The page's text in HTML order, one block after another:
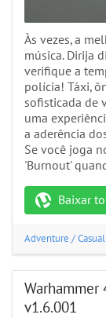
Às vezes, a
música. Dirija
verifique a
polícia! Táxi,
sofisticada de
uma
a aderência
Se você joga
'Burnout'
Baixar
Adventure /Casual
Warhammer
v1.6.001